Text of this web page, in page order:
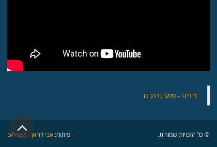
‏ידידים - סיוע בדרכים
© כל הזכויות שמורות. פיתוח: אבי דהאן - oPressגלילה